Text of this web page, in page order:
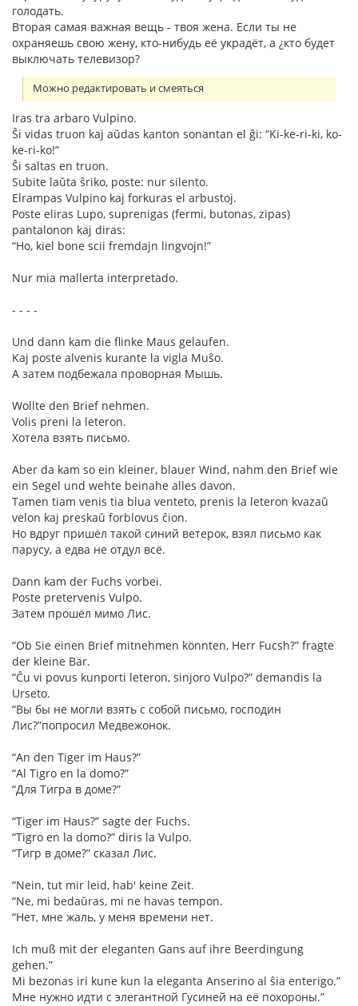
голодать.
Вторая самая важная вещь - твоя жена. Если ты не
охраняешь свою жену, кто-нибудь её украдёт, а ¿кто будет
выключать телевизор?
Можно редактировать и смеяться
Iras tra arbaro Vulpino.
Ŝi vidas truon kaj aŭdas kanton sonantan el ĝi: “Ki-ke-ri-ki, ko-
ke-ri-ko!”
Ŝi saltas en truon.
Subite laŭta ŝriko, poste: nur silento.
Elrampas Vulpino kaj forkuras el arbustoj.
Poste eliras Lupo, suprenigas (fermi, butonas, zipas)
pantalonon kaj diras:
“Ho, kiel bone scii fremdajn lingvojn!”
Nur mia mallerta interpretado.
- - - -
Und dann kam die flinke Maus gelaufen.
Kaj poste alvenis kurante la vigla Muŝo.
А затем подбежала проворная Мышь.
Wollte den Brief nehmen.
Volis preni la leteron.
Хотела взять письмо.
Aber da kam so ein kleiner, blauer Wind, nahm den Brief wie
ein Segel und wehte beinahe alles davon.
Tamen tiam venis tia blua venteto, prenis la leteron kvazaŭ
velon kaj preskaŭ forblovus ĉion.
Но вдруг пришёл такой синий ветерок, взял письмо как
парусу, а едва не отдул всё.
Dann kam der Fuchs vorbei.
Poste pretervenis Vulpo.
Затем прошёл мимо Лис.
“Ob Sie einen Brief mitnehmen könnten, Herr Fucsh?” fragte
der kleine Bär.
“Ĉu vi povus kunporti leteron, sinjoro Vulpo?” demandis la
Urseto.
“Вы бы не могли взять с собой письмо, господин
Лис?”попросил Медвежонок.
“An den Tiger im Haus?”
“Al Tigro en la domo?”
“Для Тигра в доме?”
“Tiger im Haus?” sagte der Fuchs.
“Tigro en la domo?” diris la Vulpo.
“Тигр в доме?” сказал Лис.
“Nein, tut mir leid, hab' keine Zeit.
“Ne, mi bedaŭras, mi ne havas tempon.
“Нет, мне жаль, у меня времени нет.
Ich muß mit der eleganten Gans auf ihre Beerdingung
gehen.”
Mi bezonas iri kune kun la eleganta Anserino al ŝia enterigo.”
Мне нужно идти с элегантной Гусиней на её похороны.”